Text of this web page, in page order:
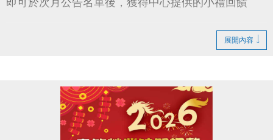
請於115年2/5日後 攜帶敬老愛心卡至本中心領取
◆ 需本人親自前來領取
◆ 不可委託他人代領
展開內容